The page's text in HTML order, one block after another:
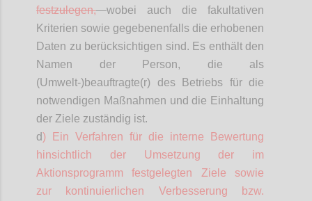
festzulegen,
wobei auch die fakultativen
Kriterien sowie gegebenenfalls die erhobenen
Daten zu berücksichtigen sind. Es enthält den
Namen der Person, die als
(Umwelt-)beauftragte(r) des Betriebs für die
notwendigen Maßnahmen und die Einhaltung
der Ziele zuständig ist.
d) Ein Verfahren für die interne Bewertung
hinsichtlich der Umsetzung der im
Aktionsprogramm festgelegten Ziele sowie
zur kontinuierlichen Verbesserung bzw.